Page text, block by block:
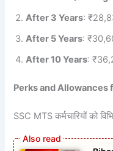
After 3 Years:
After 5 Years:
After 10 Years:
Perks and Allowances
SSC MTS कर्मचारियों को